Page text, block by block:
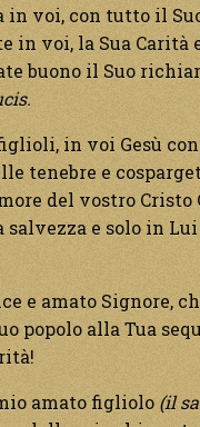
in voi, con tutto il
in voi, la Sua Carità
buono il Suo
in voi Gesù
tenebre e
del vostro Cristo
salvezza e solo in
e amato Signore,
popolo alla Tua
amato figliolo (il